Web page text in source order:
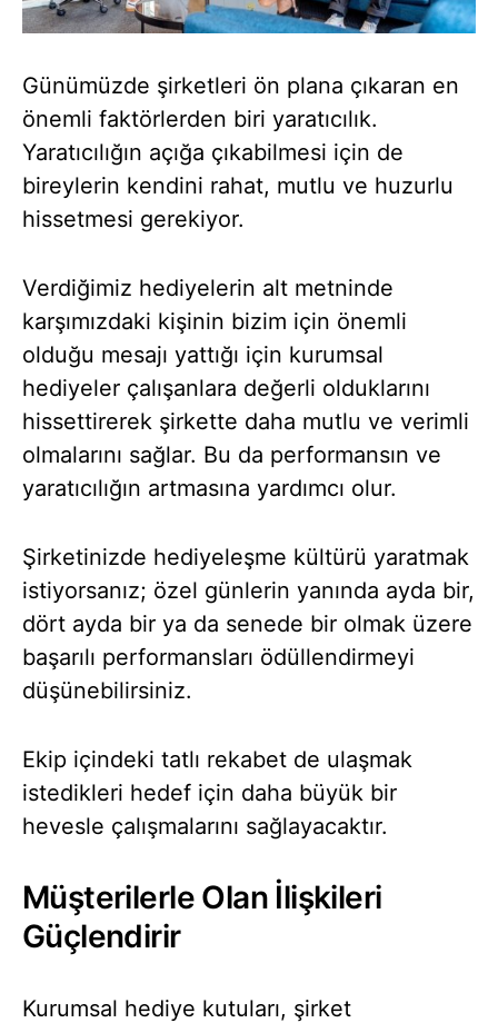
Günümüzde şirketleri ön plana çıkaran en
önemli faktörlerden biri yaratıcılık.
Yaratıcılığın açığa çıkabilmesi için de
bireylerin kendini rahat, mutlu ve huzurlu
hissetmesi gerekiyor.
Verdiğimiz hediyelerin alt metninde
karşımızdaki kişinin bizim için önemli
olduğu mesajı yattığı için kurumsal
hediyeler çalışanlara değerli olduklarını
hissettirerek şirkette daha mutlu ve verimli
olmalarını sağlar. Bu da performansın ve
yaratıcılığın artmasına yardımcı olur.
Şirketinizde hediyeleşme kültürü yaratmak
istiyorsanız; özel günlerin yanında ayda bir,
dört ayda bir ya da senede bir olmak üzere
başarılı performansları ödüllendirmeyi
düşünebilirsiniz.
Ekip içindeki tatlı rekabet de ulaşmak
istedikleri hedef için daha büyük bir
hevesle çalışmalarını sağlayacaktır.
Müşterilerle Olan İlişkileri
Güçlendirir
Kurumsal hediye kutuları, şirket